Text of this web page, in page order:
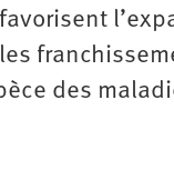
des